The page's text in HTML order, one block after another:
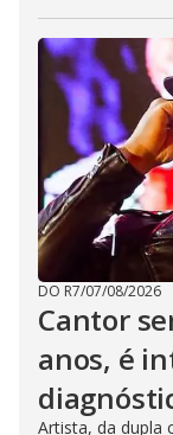
DO R7/07/08/2026
Cantor
anos, é
Artista, da dupla